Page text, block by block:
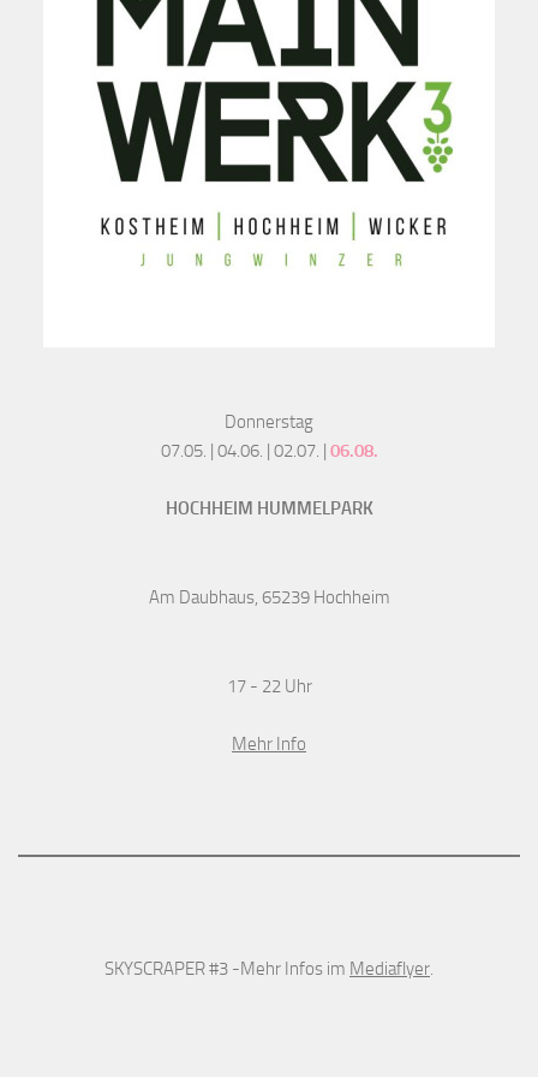
Donnerstag
07.05. | 04.06. | 02.07. | 06.08.
HOCHHEIM HUMMELPARK
Am Daubhaus, 65239 Hochheim
17 - 22 Uhr
Mehr Info
SKYSCRAPER #3 -Mehr Infos im Mediaflyer